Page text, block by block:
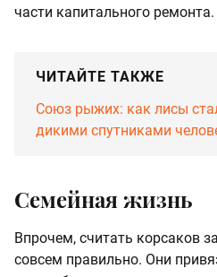
части капитального ремонта.
ЧИТАЙТЕ ТАКЖЕ
Союз рыжих: как лисы
дикими спутниками
Семейная жизнь
Впрочем, считать корсаков
совсем правильно. Они